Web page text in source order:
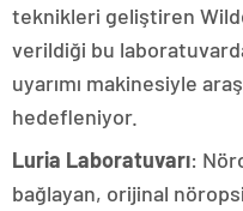
teknikleri geliştiren
verildiği bu
uyarımı makinesiyle
hedefleniyor.
Luria Laboratuvarı:
bağlayan, orijinal